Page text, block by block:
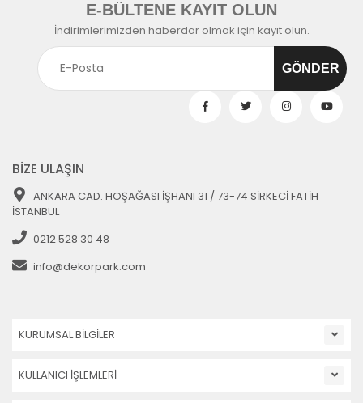
E-BÜLTENE KAYIT OLUN
İndirimlerimizden haberdar olmak için kayıt olun.
BİZE ULAŞIN
ANKARA CAD. HOŞAĞASI İŞHANI 31 / 73-74 SİRKECİ FATİH
İSTANBUL
0212 528 30 48
info@dekorpark.com
KURUMSAL BİLGİLER
KULLANICI İŞLEMLERİ